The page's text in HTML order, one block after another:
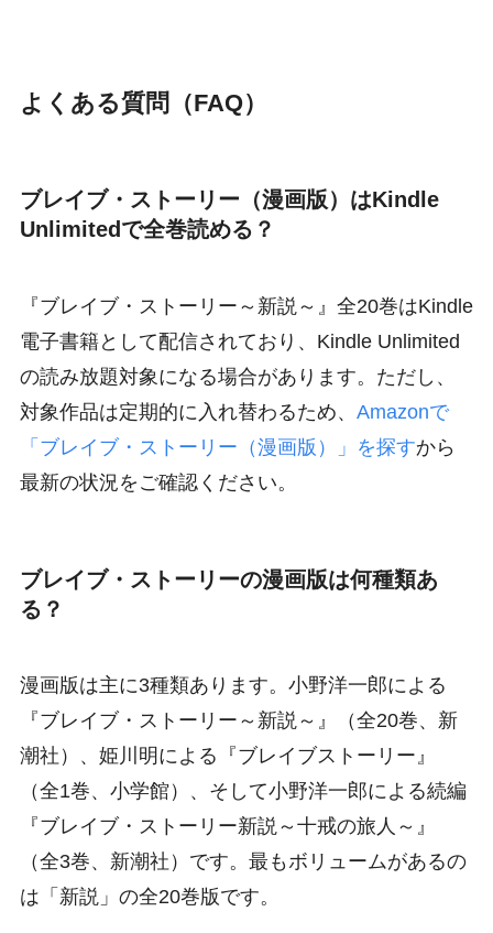
よくある質問（FAQ）
ブレイブ・ストーリー（漫画版）はKindle
Unlimitedで全巻読める？
『ブレイブ・ストーリー～新説～』全20巻はKindle
電子書籍として配信されており、Kindle Unlimited
の読み放題対象になる場合があります。ただし、
対象作品は定期的に入れ替わるため、 Amazonで
「ブレイブ・ストーリー（漫画版）」を探すから
最新の状況をご確認ください。
ブレイブ・ストーリーの漫画版は何種類あ
る？
漫画版は主に3種類あります。小野洋一郎による
『ブレイブ・ストーリー～新説～』（全20巻、新
潮社）、姫川明による『ブレイブストーリー』
（全1巻、小学館）、そして小野洋一郎による続編
『ブレイブ・ストーリー新説～十戒の旅人～』
（全3巻、新潮社）です。最もボリュームがあるの
は「新説」の全20巻版です。